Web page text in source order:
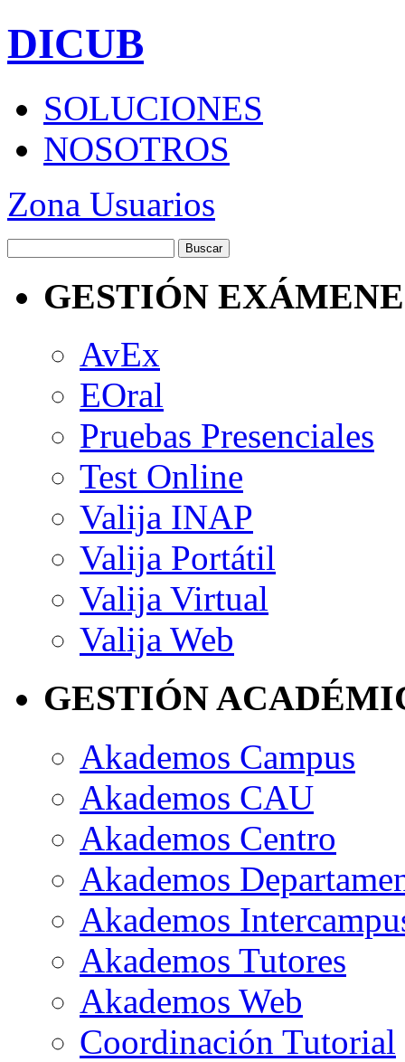
DICUB
SOLUCIONES
NOSOTROS
Zona Usuarios
GESTIÓN
AvEx
EOral
Pruebas Presenciales
Test Online
Valija INAP
Valija Portátil
Valija Virtual
Valija Web
GESTIÓN
Akademos Campus
Akademos CAU
Akademos Centro
Akademos
Akademos
Akademos Tutores
Akademos Web
Coordinación Tutorial